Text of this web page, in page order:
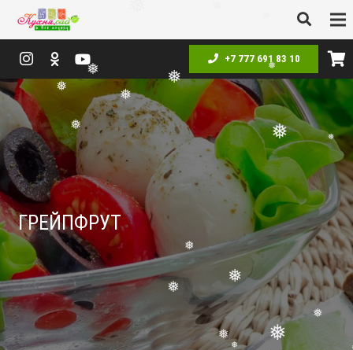
❅
❅
❅
❅
❅
❅
❅
❅ ❅
❅
❅
❅
❅
+7 777 691 83 10
ГРЕЙПФРУТ